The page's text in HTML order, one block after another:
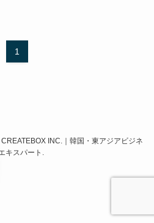
1
INC.｜韓国・東アジアビジネ
キスパート.